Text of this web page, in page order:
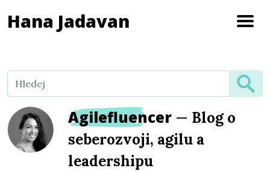
Hana Jadavan
Agilefluencer — Blog o
seberozvoji, agilu a
leadershipu